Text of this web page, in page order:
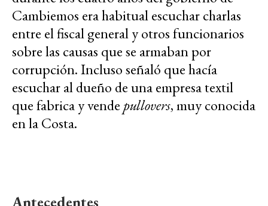
Cambiemos era habitual escuchar charlas
entre el fiscal general y otros funcionarios
sobre las causas que se armaban por
corrupción. Incluso señaló que hacía
escuchar al dueño de una empresa textil
que fabrica y vende pullovers, muy conocida
en la Costa.
Antecedentes